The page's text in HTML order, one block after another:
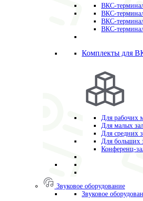
ВКС-
ВКС-
ВКС-
ВКС-
Комплекты для
Для рабочих
Для малых
Для средних
Для больших
Конференц-
Звуковое оборудование
Звуковое